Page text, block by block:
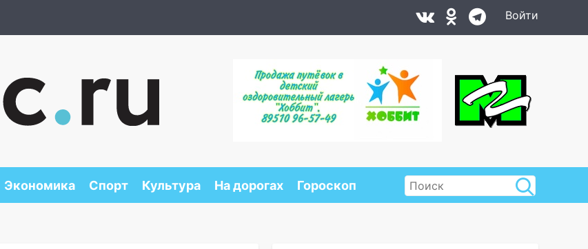
Войти
Экономика Спорт Культура На дорогах Гороскоп